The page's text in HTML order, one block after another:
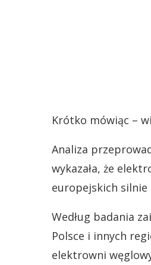
Krótko mówiąc –
Analiza
wykazała, że
europejskich
Według badania
Polsce i innych
elektrowni